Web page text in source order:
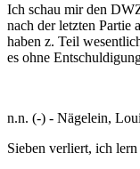
Ich schau mir den
nach der letzten Partie
haben z. Teil
es ohne
n.n. (-) - Nägelein,
Sieben verliert, ich lern